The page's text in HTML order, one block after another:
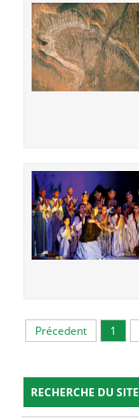
Précedent 1
RECHERCHE DU SITE